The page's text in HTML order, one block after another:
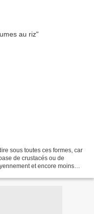
sous toutes ces formes, car
de crustacés ou de
et encore moins